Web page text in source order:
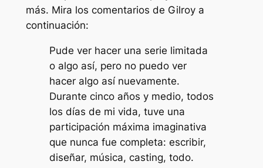
más. Mira los comentarios de Gilroy a
continuación:
Pude ver hacer una serie limitada
o algo así, pero no puedo ver
hacer algo así nuevamente.
Durante cinco años y medio, todos
los días de mi vida, tuve una
participación máxima imaginativa
que nunca fue completa: escribir,
diseñar, música, casting, todo.